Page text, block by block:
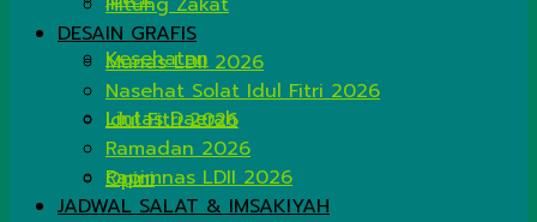
Kesehatan
Lintas Daerah
Opini
DESAIN GRAFIS
Munas LDII 2026
Nasehat Solat Idul Fitri 2026
Idul Fitri 2026
Ramadan 2026
Rapimnas LDII 2026
JADWAL SALAT & IMSAKIYAH